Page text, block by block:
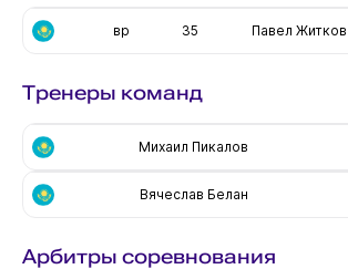
вр 35 Павел Житков
Тренеры команд
Михаил Пикалов
Вячеслав Белан
Арбитры соревнования